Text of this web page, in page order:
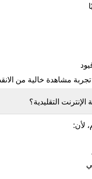
تجربة مشاهدة خالية من
لأن: